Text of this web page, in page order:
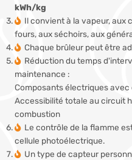
kWh/kg
Il convient à la vapeur, aux
fours, aux séchoirs, aux
Chaque brûleur peut être
Réduction du temps
maintenance :
Composants électriques
Accessibilité totale au circuit
combustion
Le contrôle de la flamme
cellule photoélectrique.
Un type de capteur